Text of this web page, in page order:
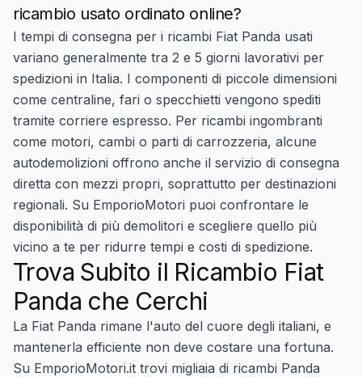
ricambio usato ordinato online?
I tempi di consegna per i ricambi Fiat Panda usati
variano generalmente tra 2 e 5 giorni lavorativi per
spedizioni in Italia. I componenti di piccole dimensioni
come centraline, fari o specchietti vengono spediti
tramite corriere espresso. Per ricambi ingombranti
come motori, cambi o parti di carrozzeria, alcune
autodemolizioni offrono anche il servizio di consegna
diretta con mezzi propri, soprattutto per destinazioni
regionali. Su EmporioMotori puoi confrontare le
disponibilità di più demolitori e scegliere quello più
vicino a te per ridurre tempi e costi di spedizione.
Trova Subito il Ricambio Fiat
Panda che Cerchi
La Fiat Panda rimane l'auto del cuore degli italiani, e
mantenerla efficiente non deve costare una fortuna.
Su EmporioMotori.it trovi migliaia di ricambi Panda